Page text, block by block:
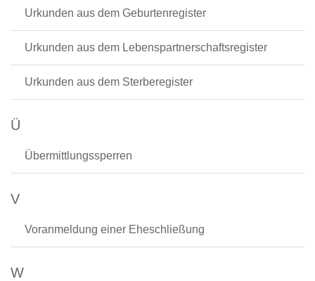
Urkunden aus dem Geburtenregister
Urkunden aus dem Lebenspartnerschaftsregister
Urkunden aus dem Sterberegister
Ü
Übermittlungssperren
V
Voranmeldung einer Eheschließung
W